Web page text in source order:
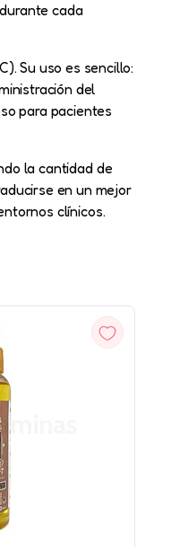
cada
Su uso es sencillo:
del
para pacientes
la cantidad de
en un mejor
clínicos.